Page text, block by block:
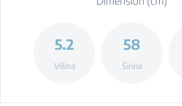
5.2
Višina
58
Širina